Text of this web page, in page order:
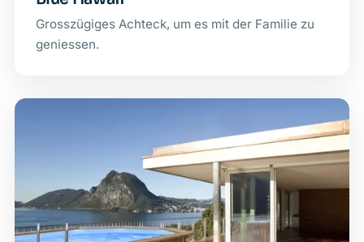
Grosszügiges Achteck, um es mit der Familie zu
geniessen.